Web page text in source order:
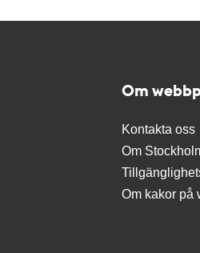
Om
Kontakta oss
Om
Om kakor på